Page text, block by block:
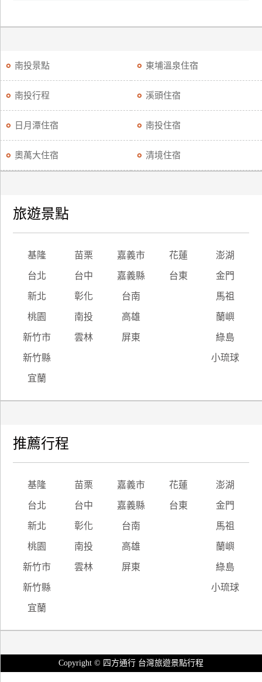
南投景點 東埔溫泉住宿
南投行程 溪頭住宿
日月潭住宿 南投住宿
奧萬大住宿 清境住宿
旅遊景點
基隆 苗栗 嘉義市 花蓮 澎湖
台北 台中 嘉義縣 台東 金門
新北 彰化 台南 馬祖
桃園 南投 高雄 蘭嶼
新竹市 雲林 屏東 綠島
新竹縣 小琉球
宜蘭
推薦行程
基隆 苗栗 嘉義市 花蓮 澎湖
台北 台中 嘉義縣 台東 金門
新北 彰化 台南 馬祖
桃園 南投 高雄 蘭嶼
新竹市 雲林 屏東 綠島
新竹縣 小琉球
宜蘭
Copyright © 四方通行 台灣旅遊景點行程